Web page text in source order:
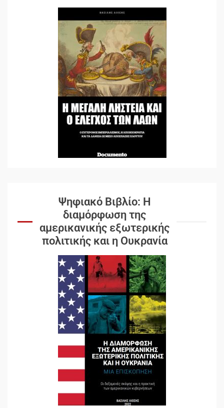
Ψηφιακό Βιβλίο: Η
διαμόρφωση της
αμερικανικής εξωτερικής
πολιτικής και η Ουκρανία